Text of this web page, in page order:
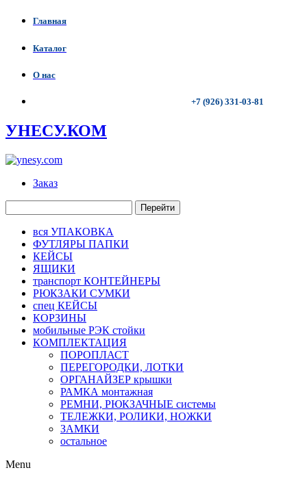
Главная
Каталог
О нас
+7 (926) 331-03-81
УНЕСУ.КОМ
Заказ
Перейти
вся УПАКОВКА
ФУТЛЯРЫ ПАПКИ
КЕЙСЫ
ЯЩИКИ
транспорт КОНТЕЙНЕРЫ
РЮКЗАКИ СУМКИ
спец КЕЙСЫ
КОРЗИНЫ
мобильные РЭК стойки
КОМПЛЕКТАЦИЯ
ПОРОПЛАСТ
ПЕРЕГОРОДКИ, ЛОТКИ
ОРГАНАЙЗЕР крышки
РАМКА монтажная
РЕМНИ, РЮКЗАЧНЫЕ системы
ТЕЛЕЖКИ, РОЛИКИ, НОЖКИ
ЗАМКИ
остальное
Menu